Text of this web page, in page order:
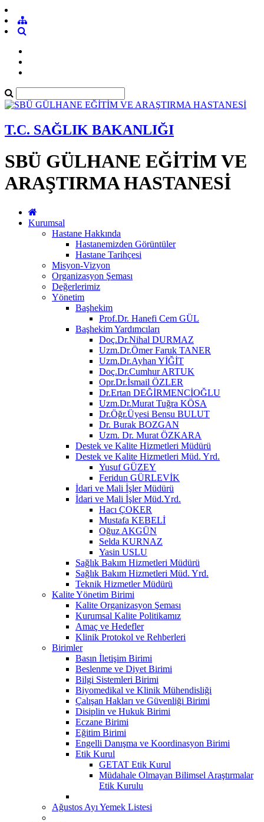
T.C. SAĞLIK BAKANLIĞI
SBÜ GÜLHANE EĞİTİM VE
ARAŞTIRMA HASTANESİ
Kurumsal
Hastane Hakkında
Hastanemizden Görüntüler
Hastane Tarihçesi
Misyon-Vizyon
Organizasyon Şeması
Değerlerimiz
Yönetim
Başhekim
Prof.Dr. Hanefi Cem GÜL
Başhekim Yardımcıları
Doç.Dr.Nihal DURMAZ
Uzm.Dr.Ömer Faruk TANER
Uzm.Dr.Ayhan YİĞİT
Doç.Dr.Cumhur ARTUK
Opr.Dr.İsmail ÖZLER
Dr.Ertan DEĞİRMENCİOĞLU
Uzm.Dr.Murat Tuğra KÖSA
Dr.Öğr.Üyesi Bensu BULUT
Dr. Burak BOZGAN
Uzm. Dr. Murat ÖZKARA
Destek ve Kalite Hizmetleri Müdürü
Destek ve Kalite Hizmetleri Müd. Yrd.
Yusuf GÜZEY
Feridun GÜRLEVİK
İdari ve Mali İşler Müdürü
İdari ve Mali İşler Müd.Yrd.
Hacı ÇOKER
Mustafa KEBELİ
Oğuz AKGÜN
Selda KURNAZ
Yasin USLU
Sağlık Bakım Hizmetleri Müdürü
Sağlık Bakım Hizmetleri Müd. Yrd.
Teknik Hizmetler Müdürü
Kalite Yönetim Birimi
Kalite Organizasyon Şeması
Kurumsal Kalite Politikamız
Amaç ve Hedefler
Klinik Protokol ve Rehberleri
Birimler
Basın İletişim Birimi
Beslenme ve Diyet Birimi
Bilgi Sistemleri Birimi
Biyomedikal ve Klinik Mühendisliği
Çalışan Hakları ve Güvenliği Birimi
Disiplin ve Hukuk Birimi
Eczane Birimi
Eğitim Birimi
Engelli Danışma ve Koordinasyon Birimi
Etik Kurul
GETAT Etik Kurul
Müdahale Olmayan Bilimsel Araştırmalar
Etik Kurulu
Ağustos Ayı Yemek Listesi